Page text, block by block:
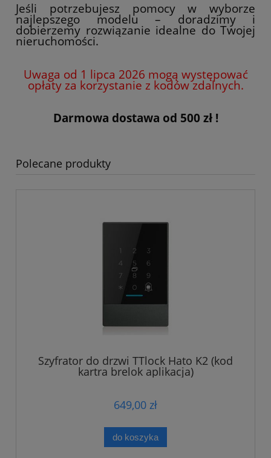
Jeśli potrzebujesz pomocy w wyborze
najlepszego modelu – doradzimy i
dobierzemy rozwiązanie idealne do Twojej
nieruchomości.
Uwaga od 1 lipca 2026 mogą występować
opłaty za korzystanie z kodów zdalnych.
Darmowa dostawa od 500 zł !
Polecane produkty
Szyfrator do drzwi TTlock Hato K2 (kod
kartra brelok aplikacja)
649,00 zł
do koszyka